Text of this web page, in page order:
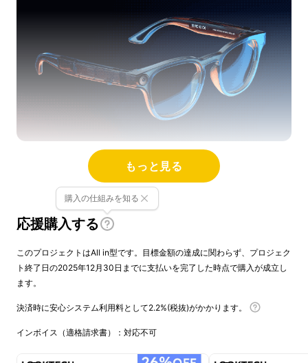
時代の先端を駆け抜ける、ハイテク製品の進化
形！海外で1.6億円超の支援を獲得して大ヒッ
ト！複数のAIモデルを日常に使えるガジェット
に埋め込んだ渾身の最新作、
ス」がついに日本初登場（※）！
※日本での正規ルートによる販売は今回が初め
もっと見る
応援購入する
購入の仕組みを知る
このプロジェクトはAll in型です。目標金額の達成に関わらず、プロジェク
ト終了日の2025年12月30日までに支払いを完了した時点で購入が成立し
ます。
決済時に安心システム利用料として2.2%(税抜)がかかります。
インボイス（適格請求書）：対応不可